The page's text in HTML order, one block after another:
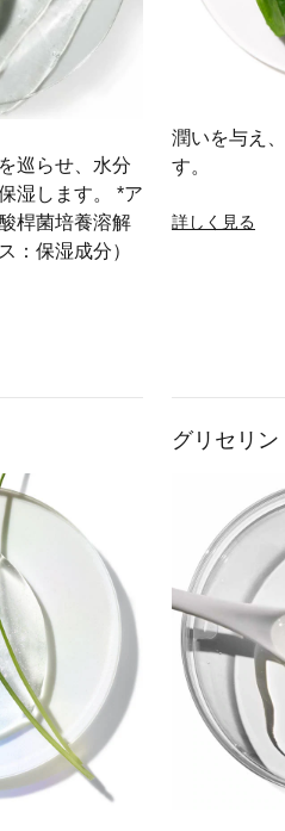
巡らせ、水分
湿します。 *ア
桿菌培養溶解
：保湿成分）
潤いを与え
す。
詳しく見る
グリセリン